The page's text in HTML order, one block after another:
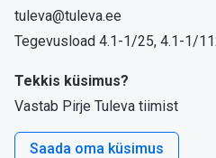
tuleva@tuleva.ee
Tegevusload 4.1-1/25, 4.1-1/
Tekkis küsimus?
Vastab Pirje Tuleva tiimist
Saada oma küsimus